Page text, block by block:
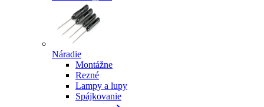
Náradie
Montážne
Rezné
Lampy a lupy
Spájkovanie